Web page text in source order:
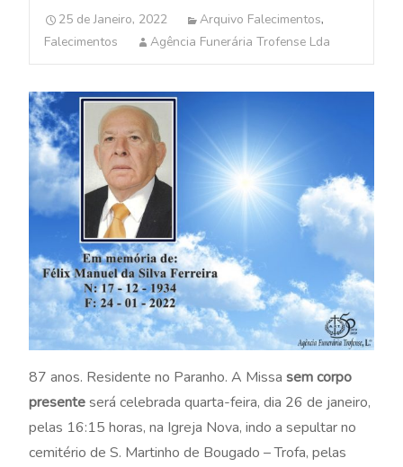
25 de Janeiro, 2022 Arquivo Falecimentos,
Falecimentos
Agência Funerária Trofense Lda
87 anos. Residente no Paranho. A Missa sem corpo
presenteserá celebrada quarta-feira, dia 26 de janeiro,
pelas 16:15 horas, na Igreja Nova, indo a sepultar no
cemitério de S. Martinho de Bougado – Trofa, pelas